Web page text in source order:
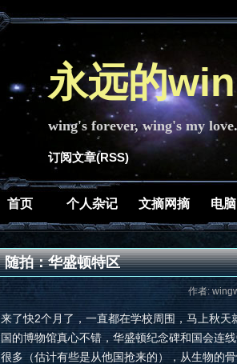
永远的
wing's forever, wing's my love.
订阅文章(RSS)
首页 个人杂记 文摘网摘 电
随拍：华盛顿特区
作者:
来了快2个月了，一直都在学校周围，马上秋
国的博物馆真心不错，华盛顿纪念碑和国会连
很多（估计有些是从他国抢来的），从生物的